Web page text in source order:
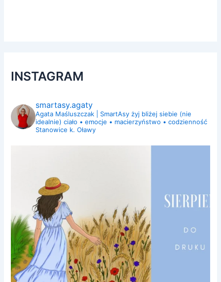
INSTAGRAM
smartasy.agaty
Agata Maśluszczak | SmartAsy żyj bliżej siebie (nie
idealnie) ciało • emocje • macierzyństwo • codzienność
Stanowice k. Oławy